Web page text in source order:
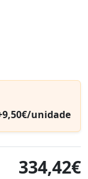
unidade
334,42€